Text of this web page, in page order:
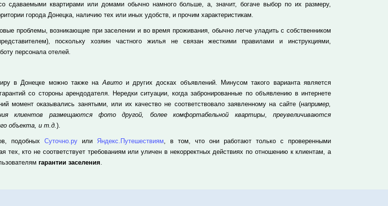
сдаваемыми квартирами или домами обычно намного больше, а, значит, богаче выбор по их размеру,
города Донецка, наличию тех или иных удобств, и прочим характеристикам.
проблемы, возникающие при заселении и во время проживания, обычно легче уладить с собственником
поскольку хозяин частного жилья не связан жесткими правилами и инструкциями,
персонала отелей.
в Донецке можно также наАвитои других досках объявлений. Минусом такого варианта является
со стороны арендодателя. Нередки ситуации, когда забронированные по объявлению в интернете
момент оказывались занятыми, или их качество не соответствовало заявленному на сайте (например,
клиентов размещаются фото другой, более комфортабельной квартиры, преувеличиваются
объекта, и т.д.).
подобных Суточно.ру или Яндекс.Путешествиям, в том, что они работают только с проверенными
тех, кто не соответствует требованиям или уличен в некорректных действиях по отношению к клиентам, а
гарантии заселения.